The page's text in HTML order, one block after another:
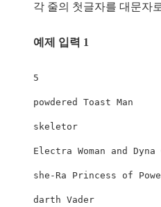
각 줄의 첫글자를 대문자
예제 입력 1
5
powdered Toast Man
Electra Woman and Dyna
she - Ra Princess of
darth Vader